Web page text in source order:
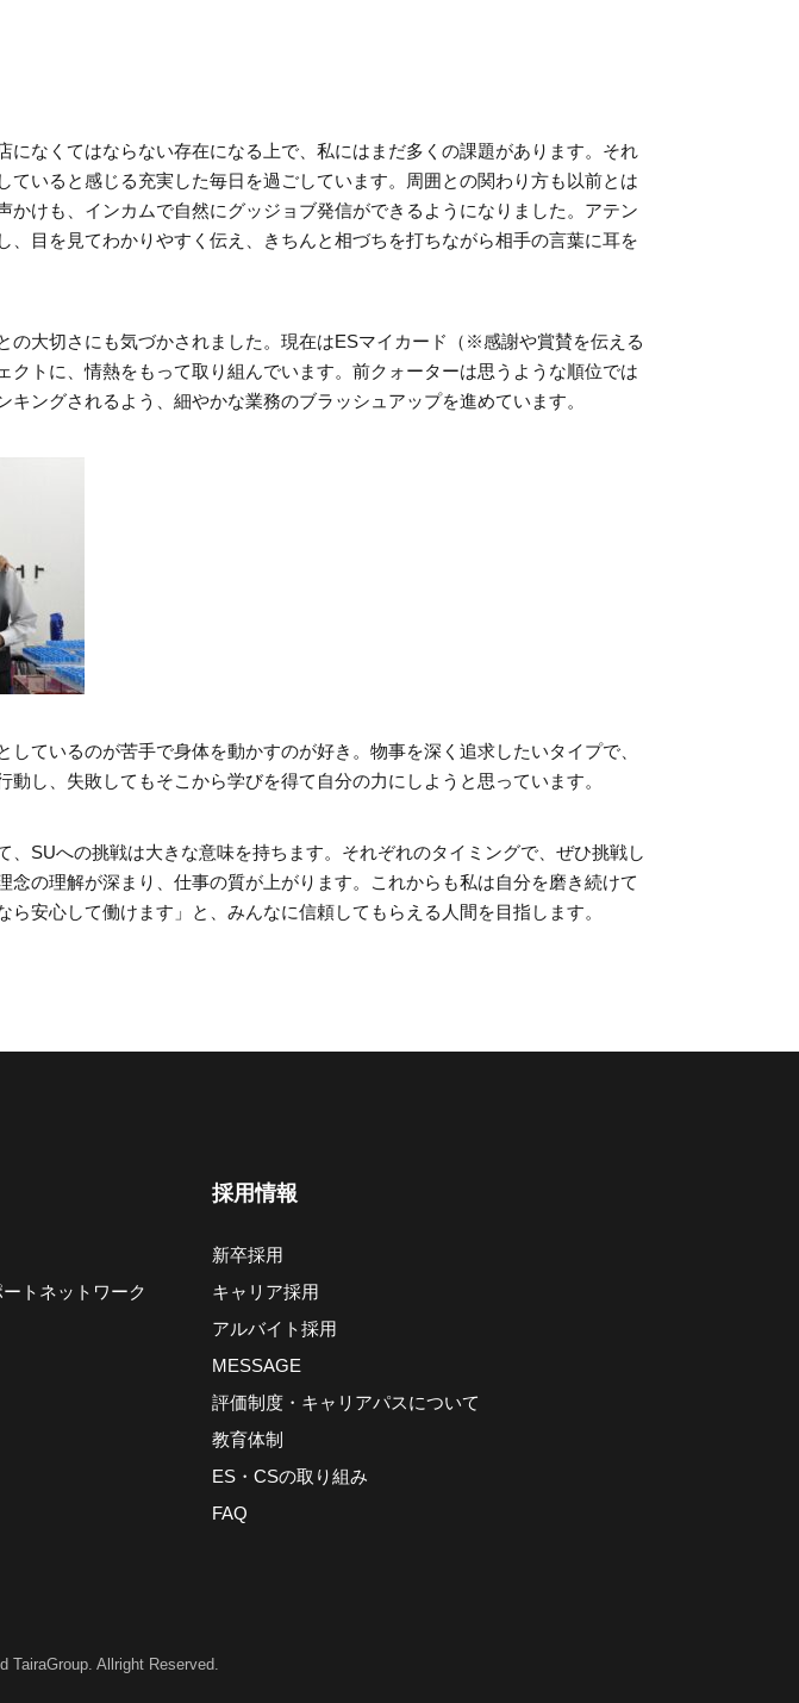
になくてはならない存在になる上で、私にはまだ多くの課題があります。それ
ていると感じる充実した毎日を過ごしています。周囲との関わり方も以前とは
かけも、インカムで自然にグッジョブ発信ができるようになりました。アテン
、目を見てわかりやすく伝え、きちんと相づちを打ちながら相手の言葉に耳を
の大切さにも気づかされました。現在はESマイカード（※感謝や賞賛を伝える
クトに、情熱をもって取り組んでいます。前クォーターは思うような順位では
キングされるよう、細やかな業務のブラッシュアップを進めています。
しているのが苦手で身体を動かすのが好き。物事を深く追求したいタイプで、
し、失敗してもそこから学びを得て自分の力にしようと思っています。
、SUへの挑戦は大きな意味を持ちます。それぞれのタイミングで、ぜひ挑戦し
念の理解が深まり、仕事の質が上がります。これからも私は自分を磨き続けて
ら安心して働けます」と、みんなに信頼してもらえる人間を目指します。
トネットワーク
採用情報
新卒採用
キャリア採用
アルバイト採用
MESSAGE
評価制度・キャリアパスについて
教育体制
ES・CSの取り組み
FAQ
TairaGroup. Allright Reserved.